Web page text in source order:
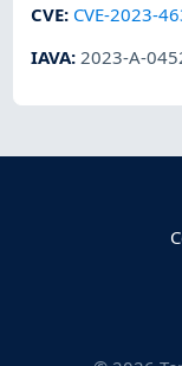
CVE: CVE-2023-
IAVA:2023-A-